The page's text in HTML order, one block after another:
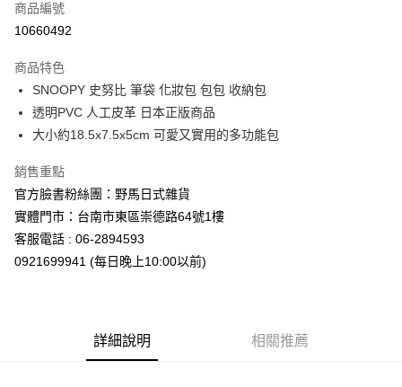
信用卡分期付款
合作金庫商業銀行
華南商業銀行
彰化商業銀行
上海商業儲蓄銀行
國泰世華商業銀行
兆豐國際商業銀行
匯豐（台灣）商業銀行
聯邦商業銀行
元大商業銀行
永豐商業銀行
台新國際商業銀行
台灣樂天信用卡公司
LINE Pay
街口支付
悠遊付
Google Pay
商品編號
10660492
商品特色
SNOOPY 史努比 筆袋 化妝包 包包 收納包
透明PVC 人工皮革 日本正版商品
大小約18.5x7.5x5cm 可愛又實用的多功能包
銷售重點
官方臉書粉絲團：野馬日式雜貨
實體門市：台南市東區崇德路64號1樓
客服電話 : 06-2894593
0921699941 (每日晚上10:00以前)
詳細說明 相關推薦